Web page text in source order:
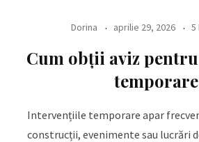
Dorina aprilie 29, 2026 5
Cum obții aviz
temporare
Intervențiile temporare apar
construcții, evenimente sau lucrări